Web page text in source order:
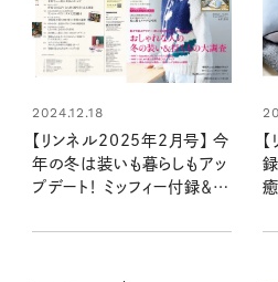
2024.12.18
【リンネル2025年2月号】 今
年の冬は装いも暮らしもアッ
プデート！ ミッフィー付録＆編
ポート＜12月19日発売2月号